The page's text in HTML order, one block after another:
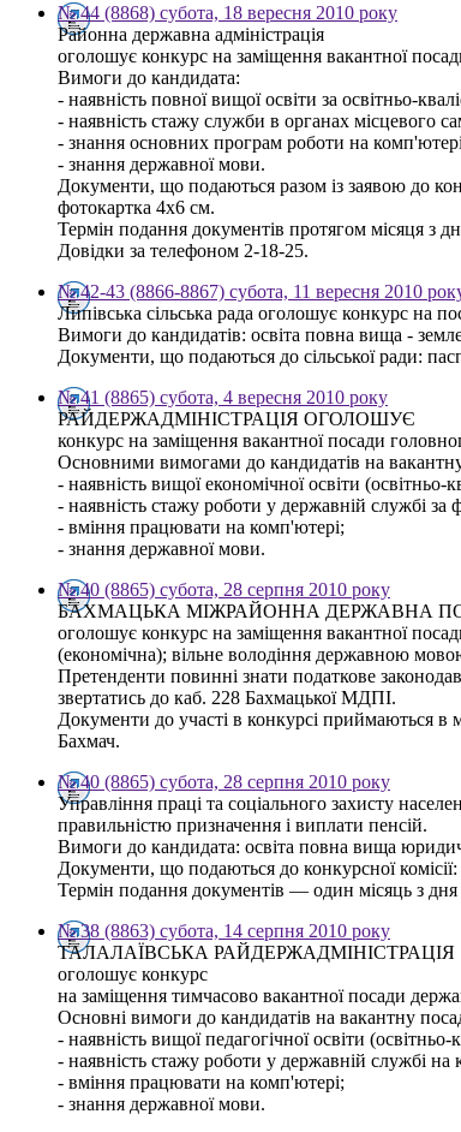
№ 44 (8868) субота, 18 вересня 2010 року
Районна державна адміністрація
оголошує конкурс на заміщення вакантної
Вимоги до кандидата:
- наявність повної вищої освіти за освітньо-
- наявність стажу служби в органах місцевого
- знання основних програм роботи на
- знання державної мови.
Документи, що подаються разом із заявою до
фотокартка 4х6 см.
Термін подання документів протягом місяця з
Довідки за телефоном 2-18-25.
№ 42-43 (8866-8867) субота, 11 вересня 2010
Липівська сільська рада оголошує конкурс на
Вимоги до кандидатів: освіта повна вища -
Документи, що подаються до сільської ради:
№ 41 (8865) субота, 4 вересня 2010 року
РАЙДЕРЖАДМІНІСТРАЦІЯ ОГОЛОШУЄ
конкурс на заміщення вакантної посади
Основними вимогами до кандидатів на
- наявність вищої економічної освіти (освітньо-
- наявність стажу роботи у державній службі
- вміння працювати на комп'ютері;
- знання державної мови.
№ 40 (8865) субота, 28 серпня 2010 року
БАХМАЦЬКА МІЖРАЙОННА ДЕРЖАВНА
оголошує конкурс на заміщення вакантної
(економічна); вільне володіння державною
Претенденти повинні знати податкове
звертатись до каб. 228 Бахмацької МДПІ.
Документи до участі в конкурсі приймаються в
Бахмач.
№ 40 (8865) субота, 28 серпня 2010 року
Управління праці та соціального захисту
правильністю призначення і виплати пенсій.
Вимоги до кандидата: освіта повна вища
Документи, що подаються до конкурсної
Термін подання документів — один місяць з дня
№ 38 (8863) субота, 14 серпня 2010 року
ТАЛАЛАЇВСЬКА РАЙДЕРЖАДМІНІСТРАЦІЯ
оголошує конкурс
на заміщення тимчасово вакантної посади
Основні вимоги до кандидатів на вакантну
- наявність вищої педагогічної освіти (освітньо-
- наявність стажу роботи у державній службі
- вміння працювати на комп'ютері;
- знання державної мови.